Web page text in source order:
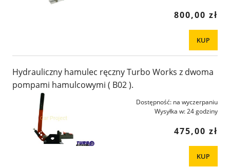
800,00 zł
KUP
Hydrauliczny hamulec ręczny Turbo Works z dwoma
pompami hamulcowymi ( B02 ).
Dostępność: na wyczerpaniu
Wysyłka w:24 godziny
475,00 zł
KUP